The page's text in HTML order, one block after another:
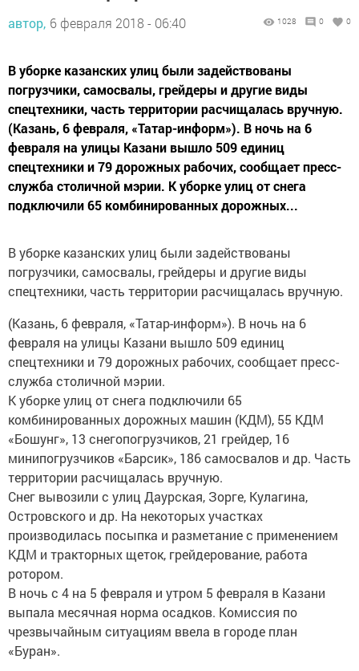
автор, 6 февраля 2018 - 06:40 1028 0 0
В уборке казанских улиц были задействованы
погрузчики, самосвалы, грейдеры и другие виды
спецтехники, часть территории расчищалась вручную.
(Казань, 6 февраля, «Татар-информ»). В ночь на 6
февраля на улицы Казани вышло 509 единиц
спецтехники и 79 дорожных рабочих, сообщает пресс-
служба столичной мэрии. К уборке улиц от снега
подключили 65 комбинированных дорожных...
В уборке казанских улиц были задействованы
погрузчики, самосвалы, грейдеры и другие виды
спецтехники, часть территории расчищалась вручную.
(Казань, 6 февраля, «Татар-информ»). В ночь на 6
февраля на улицы Казани вышло 509 единиц
спецтехники и 79 дорожных рабочих, сообщает пресс-
служба столичной мэрии.
К уборке улиц от снега подключили 65
комбинированных дорожных машин (КДМ), 55 КДМ
«Бошунг», 13 снегопогрузчиков, 21 грейдер, 16
минипогрузчиков «Барсик», 186 самосвалов и др. Часть
территории расчищалась вручную.
Снег вывозили с улиц Даурская, Зорге, Кулагина,
Островского и др. На некоторых участках
производилась посыпка и разметание с применением
КДМ и тракторных щеток, грейдерование, работа
ротором.
В ночь с 4 на 5 февраля и утром 5 февраля в Казани
выпала месячная норма осадков. Комиссия по
чрезвычайным ситуациям ввела в городе план
«Буран».